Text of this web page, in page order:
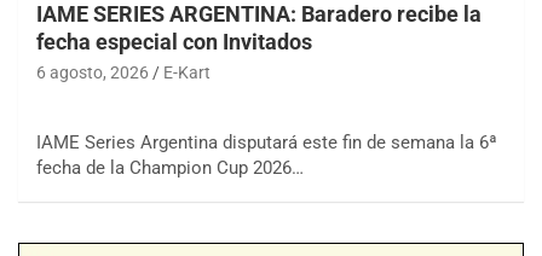
IAME SERIES ARGENTINA: Baradero recibe la
fecha especial con Invitados
6 agosto, 2026 E-Kart
IAME Series Argentina disputará este fin de semana la 6ª
fecha de la Champion Cup 2026…